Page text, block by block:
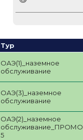
Тур
ОАЭ(1)_наземное
обслуживание
ОАЭ(3)_наземное
обслуживание
ОАЭ(2)_наземное
обслуживание_ПРОМО
5